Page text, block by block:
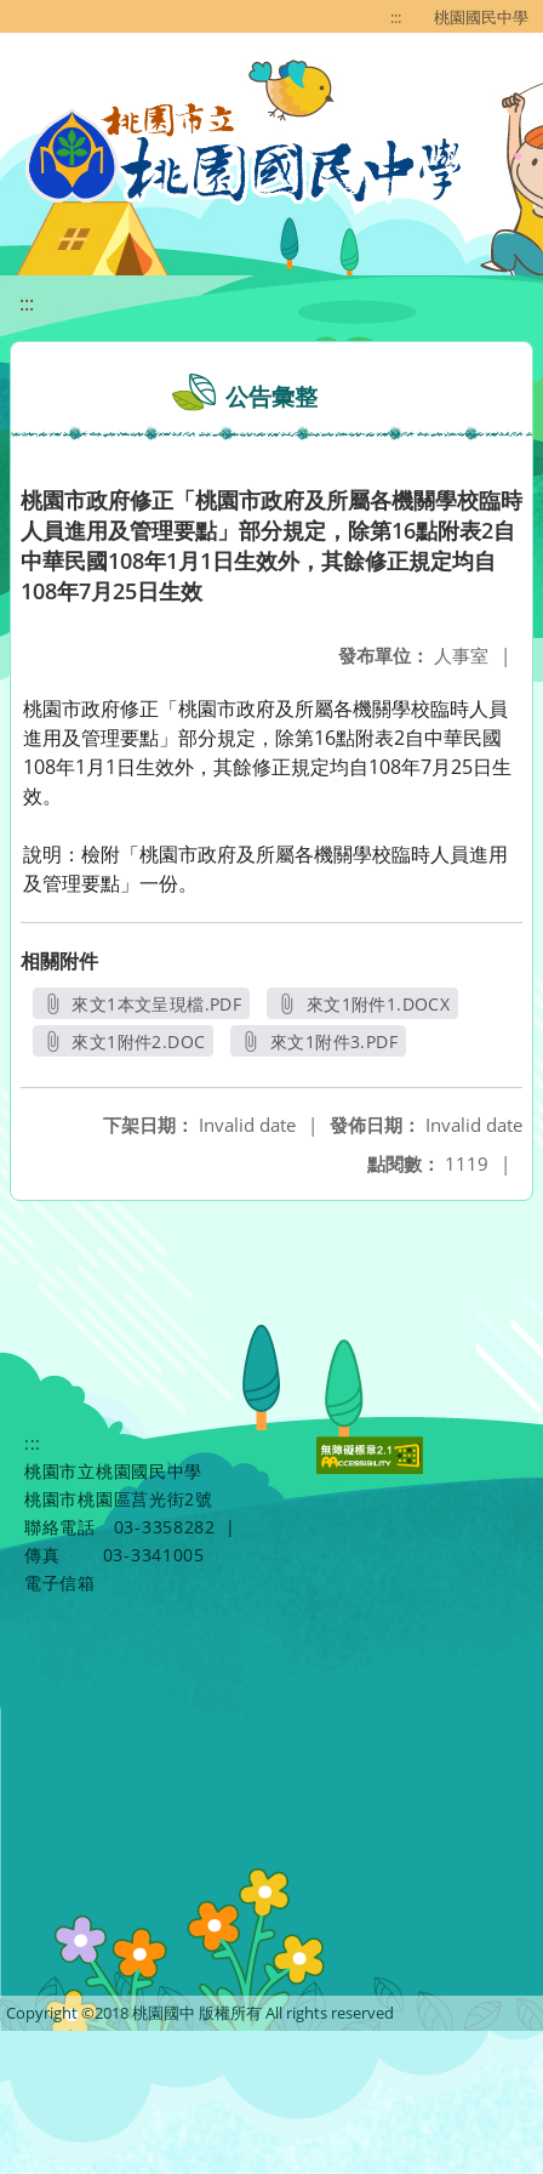
::: 桃園國民中學
:::
公告彙整
桃園市政府修正「桃園市政府及所屬各機關學校臨時
人員進用及管理要點」部分規定，除第16點附表2自
中華民國108年1月1日生效外，其餘修正規定均自
108年7月25日生效
發布單位： 人事室 |
桃園市政府修正「桃園市政府及所屬各機關學校臨時人員
進用及管理要點」部分規定，除第16點附表2自中華民國
108年1月1日生效外，其餘修正規定均自108年7月25日生
效。
說明：檢附「桃園市政府及所屬各機關學校臨時人員進用
及管理要點」一份。
相關附件
來文1本文呈現檔.PDF
另開新視窗
來文1附件1.DOCX
另開新視窗
來文1附件2.DOC
來文1附件3.PDF
發佈日期： Invalid date
下架日期： Invalid date
|
點閱數： 1119 |
:::
桃園市立桃園國民中學
桃園市桃園區莒光街2號
聯絡電話
03-3358282
|
傳真
03-3341005
電子信箱
Copyright ©2018 桃園國中 版權所有 All rights reserved